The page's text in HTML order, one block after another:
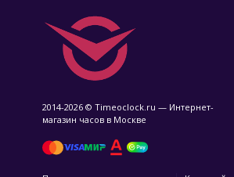
2014-2026 © Timeoclock.ru — Интернет-
магазин часов в Москве